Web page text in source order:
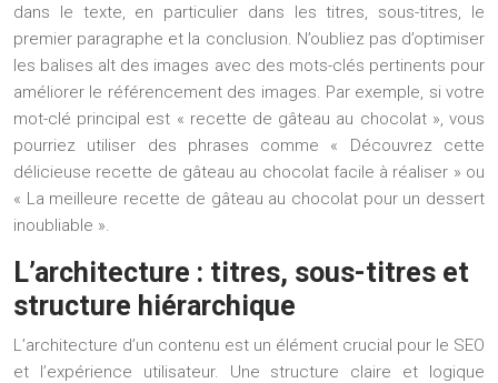
dans le texte, en particulier dans les titres, sous-titres, le
premier paragraphe et la conclusion. N’oubliez pas d’optimiser
les balises alt des images avec des mots-clés pertinents pour
améliorer le référencement des images. Par exemple, si votre
mot-clé principal est « recette de gâteau au chocolat », vous
pourriez utiliser des phrases comme « Découvrez cette
délicieuse recette de gâteau au chocolat facile à réaliser » ou
« La meilleure recette de gâteau au chocolat pour un dessert
inoubliable ».
L’architecture : titres, sous-titres et
structure hiérarchique
L’architecture d’un contenu est un élément crucial pour le SEO
et l’expérience utilisateur. Une structure claire et logique